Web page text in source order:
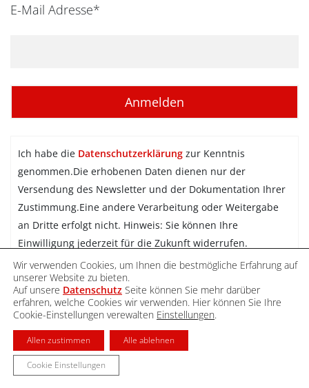
E-Mail Adresse*
Ich habe die Datenschutzerklärung zur Kenntnis
genommen.Die erhobenen Daten dienen nur der
Versendung des Newsletter und der Dokumentation Ihrer
Zustimmung.Eine andere Verarbeitung oder Weitergabe
an Dritte erfolgt nicht. Hinweis: Sie können Ihre
Einwilligung jederzeit für die Zukunft widerrufen.
Newsletter abonnieren
DATENSCHUTZ IMPRESSUM
Wir verwenden Cookies, um Ihnen die bestmögliche Erfahrung auf
unserer Website zu bieten.
Auf unsere Datenschutz Seite können Sie mehr darüber
erfahren, welche Cookies wir verwenden. Hier können Sie Ihre
Cookie-Einstellungen verewalten Einstellungen.
Allen zustimmen Alle ablehnen
Cookie Einstellungen